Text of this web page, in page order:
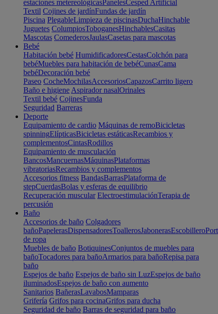
estaciones metereológicasPanelesCesped Artificial
Textil Cojines de jardínFundas de jardín
Piscina PlegableLimpieza de piscinasDuchaHinchable
Juguetes ColumpiosToboganesHinchablesCasitas
Mascotas ComederosJaulasCasetas para mascotas
Bebé
Habitación bebé HumidificadoresCestasColchón para
bebéMuebles para habitación de bebéCunasCama
bebéDecoración bebé
Paseo CocheMochilasAccesoriosCapazosCarrito ligero
Baño e higiene Aspirador nasalOrinales
Textil bebé CojinesFunda
Seguridad Barreras
Deporte
Equipamiento de cardio Máquinas de remoBicicletas
spinningElípticasBicicletas estáticasRecambios y
complementosCintasRodillos
Equipamiento de musculación
BancosMancuernasMáquinasPlataformas
vibratoriasRecambios y complementos
Accesorios fitness BandasBarrasPlataforma de
stepCuerdasBolas y esferas de equilibrio
Recuperación muscular ElectroestimulaciónTerapia de
percusión
Baño
Accesorios de baño Colgadores
bañoPapelerasDispensadoresToallerosJabonerasEscobillero
de ropa
Muebles de baño BotiquinesConjuntos de muebles para
bañoTocadores para bañoArmarios para bañoRepisa para
baño
Espejos de baño Espejos de baño sin LuzEspejos de baño
iluminadosEspejos de baño con aumento
Sanitarios BañerasLavabosMamparas
Grifería Grifos para cocinaGrifos para ducha
Seguridad de baño Barras de seguridad para baño